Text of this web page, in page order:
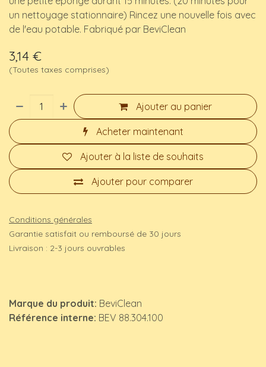
un nettoyage stationnaire) Rincez une nouvelle fois avec
de l'eau potable. Fabriqué par BeviClean
3,14 €
(Toutes taxes comprises)
Ajouter au panier
Acheter maintenant
Ajouter pour comparer
Ajouter à la liste de souhaits
Conditions générales
Garantie satisfait ou remboursé de 30 jours
Livraison : 2-3 jours ouvrables
Marque du produit: BeviClean
Référence interne: BEV 88.304.100